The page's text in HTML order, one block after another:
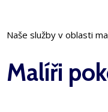
Naše služby v oblasti
Malíři